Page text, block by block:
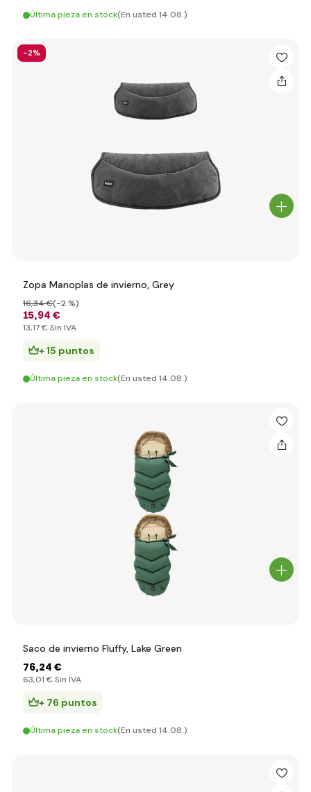
Última pieza en stock(En usted 14.08.)
-2%
Zopa Manoplas de invierno, Grey
15,94 €
16,34 €(-2 %)
13,17 € Sin IVA
+ 15 puntos
Última pieza en stock(En usted 14.08.)
Saco de invierno Fluffy, Lake Green
76,24 €
63,01 € Sin IVA
+ 76 puntos
Última pieza en stock(En usted 14.08.)